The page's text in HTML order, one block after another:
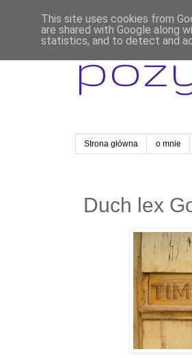
Strona główna o mnie
Duch lex
This site uses cookies from
are shared with Google along
statistics, and to detect and